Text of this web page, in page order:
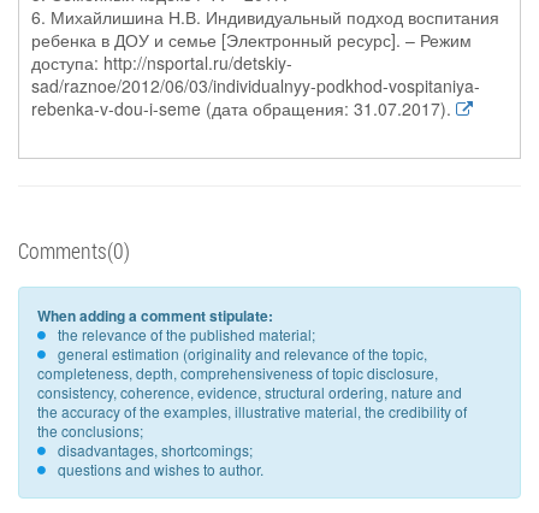
6. Михайлишина Н.В. Индивидуальный подход воспитания
ребенка в ДОУ и семье [Электронный ресурс]. – Режим
доступа: http://nsportal.ru/detskiy-
sad/raznoe/2012/06/03/individualnyy-podkhod-vospitaniya-
rebenka-v-dou-i-seme (дата обращения: 31.07.2017).
Comments(0)
When adding a comment stipulate:
the relevance of the published material;
general estimation (originality and relevance of the topic,
completeness, depth, comprehensiveness of topic disclosure,
consistency, coherence, evidence, structural ordering, nature and
the accuracy of the examples, illustrative material, the credibility of
the conclusions;
disadvantages, shortcomings;
questions and wishes to author.